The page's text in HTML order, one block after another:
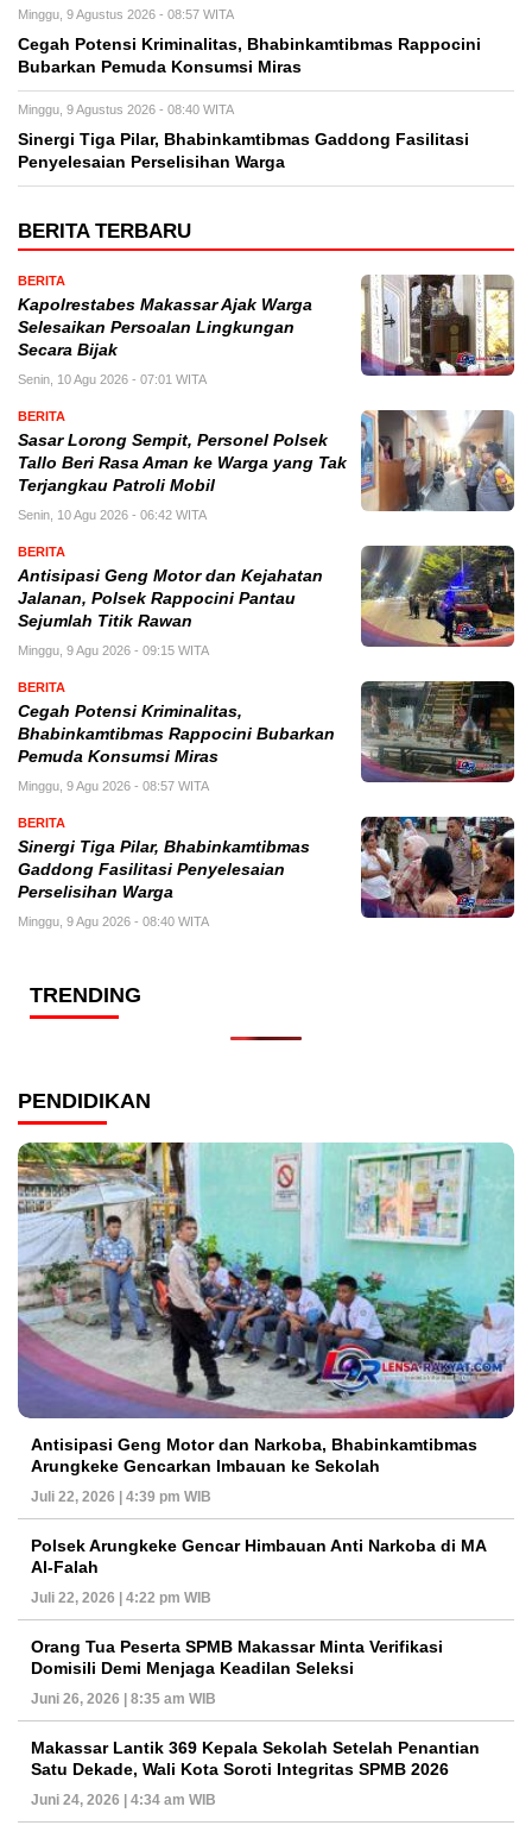
Minggu, 9 Agustus 2026 - 08:57 WITA
Cegah Potensi Kriminalitas, Bhabinkamtibmas Rappocini
Bubarkan Pemuda Konsumsi Miras
Minggu, 9 Agustus 2026 - 08:40 WITA
Sinergi Tiga Pilar, Bhabinkamtibmas Gaddong Fasilitasi
Penyelesaian Perselisihan Warga
BERITA TERBARU
BERITA
Kapolrestabes Makassar Ajak Warga
Selesaikan Persoalan Lingkungan
Secara Bijak
Senin, 10 Agu 2026 - 07:01 WITA
BERITA
Sasar Lorong Sempit, Personel Polsek
Tallo Beri Rasa Aman ke Warga yang Tak
Terjangkau Patroli Mobil
Senin, 10 Agu 2026 - 06:42 WITA
BERITA
Antisipasi Geng Motor dan Kejahatan
Jalanan, Polsek Rappocini Pantau
Sejumlah Titik Rawan
Minggu, 9 Agu 2026 - 09:15 WITA
BERITA
Cegah Potensi Kriminalitas,
Bhabinkamtibmas Rappocini Bubarkan
Pemuda Konsumsi Miras
Minggu, 9 Agu 2026 - 08:57 WITA
BERITA
Sinergi Tiga Pilar, Bhabinkamtibmas
Gaddong Fasilitasi Penyelesaian
Perselisihan Warga
Minggu, 9 Agu 2026 - 08:40 WITA
TRENDING
PENDIDIKAN
Antisipasi Geng Motor dan Narkoba, Bhabinkamtibmas
Arungkeke Gencarkan Imbauan ke Sekolah
Juli 22, 2026 | 4:39 pm WIB
Polsek Arungkeke Gencar Himbauan Anti Narkoba di MA
Al-Falah
Juli 22, 2026 | 4:22 pm WIB
Orang Tua Peserta SPMB Makassar Minta Verifikasi
Domisili Demi Menjaga Keadilan Seleksi
Juni 26, 2026 | 8:35 am WIB
Makassar Lantik 369 Kepala Sekolah Setelah Penantian
Satu Dekade, Wali Kota Soroti Integritas SPMB 2026
Juni 24, 2026 | 4:34 am WIB